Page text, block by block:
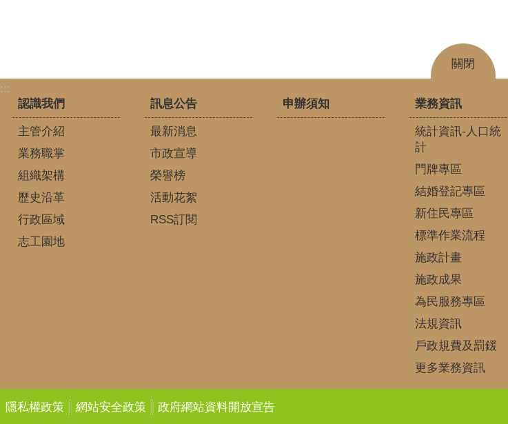
關閉
:::
認識我們
主管介紹
業務職掌
組織架構
歷史沿革
行政區域
志工園地
訊息公告
最新消息
市政宣導
榮譽榜
活動花絮
RSS訂閱
申辦須知 業務資訊
統計資訊-人口統
計
門牌專區
結婚登記專區
新住民專區
標準作業流程
施政計畫
施政成果
為民服務專區
法規資訊
戶政規費及罰鍰
更多業務資訊
隱私權政策 網站安全政策 政府網站資料開放宣告